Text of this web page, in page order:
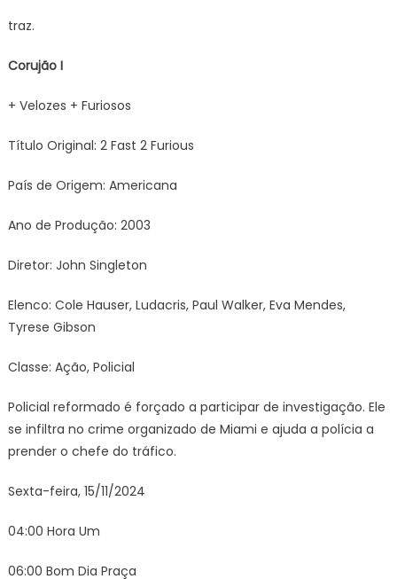
traz.
Corujão I
+ Velozes + Furiosos
Título Original: 2 Fast 2 Furious
País de Origem: Americana
Ano de Produção: 2003
Diretor: John Singleton
Elenco: Cole Hauser, Ludacris, Paul Walker, Eva Mendes,
Tyrese Gibson
Classe: Ação, Policial
Policial reformado é forçado a participar de investigação. Ele
se infiltra no crime organizado de Miami e ajuda a polícia a
prender o chefe do tráfico.
Sexta-feira, 15/11/2024
04:00 Hora Um
06:00 Bom Dia Praça